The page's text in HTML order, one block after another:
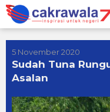
Lewati
ke
konten
5 November 2020
Sudah Tuna
Asalan